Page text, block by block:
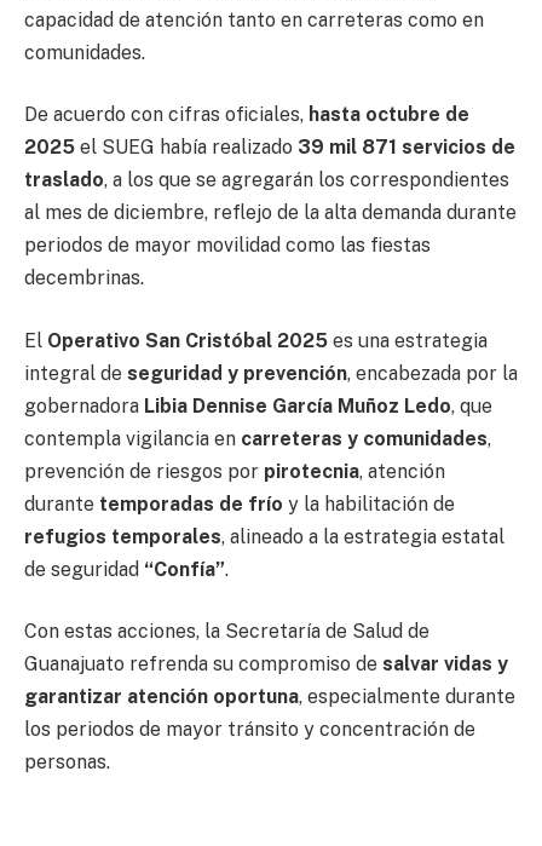
capacidad de atención tanto en carreteras como en
comunidades.
De acuerdo con cifras oficiales, hasta octubre de
2025 el SUEG había realizado 39 mil 871 servicios de
traslado, a los que se agregarán los correspondientes
al mes de diciembre, reflejo de la alta demanda durante
periodos de mayor movilidad como las fiestas
decembrinas.
El Operativo San Cristóbal 2025 es una estrategia
integral de seguridad y prevención, encabezada por la
gobernadora Libia Dennise García Muñoz Ledo, que
contempla vigilancia en carreteras y comunidades,
prevención de riesgos por pirotecnia, atención
durante temporadas de frío y la habilitación de
refugios temporales, alineado a la estrategia estatal
de seguridad “Confía”.
Con estas acciones, la Secretaría de Salud de
Guanajuato refrenda su compromiso de salvar vidas y
garantizar atención oportuna, especialmente durante
los periodos de mayor tránsito y concentración de
personas.